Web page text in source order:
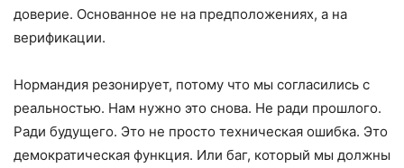
доверие. Основанное не на предположениях, а на
верификации.
Нормандия резонирует, потому что мы согласились с
реальностью. Нам нужно это снова. Не ради прошлого.
Ради будущего. Это не просто техническая ошибка. Это
демократическая функция. Или баг, который мы должны